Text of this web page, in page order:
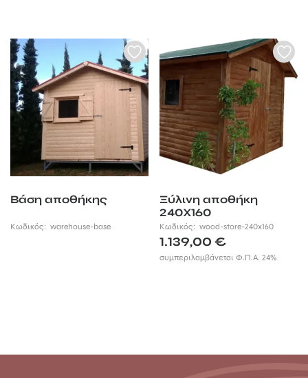
Βάση αποθήκης
Κωδικός: warehouse-base
Ξύλινη αποθήκη
240Χ160
Κωδικός:wood-store-240x160
1.139,00€
συμπεριλαμβάνεται Φ.Π.Α. 24%